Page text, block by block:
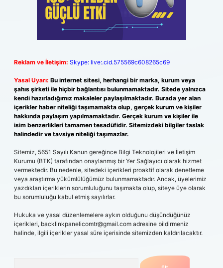
Reklam ve İletişim: Skype: live:.cid.575569c608265c69
Yasal Uyarı: Bu internet sitesi, herhangi bir marka, kurum veya
şahıs şirketi ile hiçbir bağlantısı bulunmamaktadır. Sitede yalnızca
kendi hazırladığımız makaleler paylaşılmaktadır. Burada yer alan
içerikler haber niteliği taşımamakta olup, gerçek kurum ve kişiler
hakkında paylaşım yapılmamaktadır. Gerçek kurum ve kişiler ile
isim benzerlikleri tamamen tesadüfidir. Sitemizdeki bilgiler taslak
halindedir ve tavsiye niteliği taşımazlar.
Sitemiz, 5651 Sayılı Kanun gereğince Bilgi Teknolojileri ve İletişim
Kurumu (BTK) tarafından onaylanmış bir Yer Sağlayıcı olarak hizmet
vermektedir. Bu nedenle, sitedeki içerikleri proaktif olarak denetleme
veya araştırma yükümlülüğümüz bulunmamaktadır. Ancak, üyelerimiz
yazdıkları içeriklerin sorumluluğunu taşımakta olup, siteye üye olarak
bu sorumluluğu kabul etmiş sayılırlar.
Hukuka ve yasal düzenlemelere aykırı olduğunu düşündüğünüz
içerikleri, backlinkpanelicomtr@gmail.com adresine bildirmeniz
halinde, ilgili içerikler yasal süre içerisinde sitemizden kaldırılacaktır.